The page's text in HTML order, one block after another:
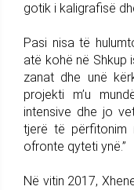
gotik i kaligrafisë
Pasi nisa të
atë kohë në Shkup
zanat dhe unë
projekti m’u
intensive dhe jo
tjerë të përfitonim
ofronte qyteti ynë.”
Në vitin 2017,